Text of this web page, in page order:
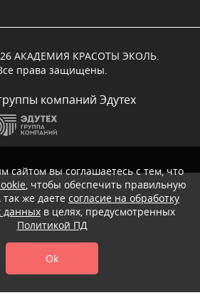
АКАДЕМИЯ КРАСОТЫ ЭКОЛЬ.
права защищены.
компаний Эдутех
сайтом вы соглашаетесь с тем, что
, чтобы обеспечить правильную
так же даете согласие на обработку
данных в целях, предусмотренных
Политикой ПД
Ok